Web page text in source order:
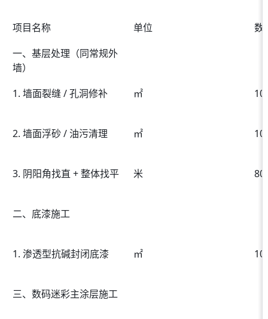
项目名称 单位
数
一、基层处理（同常规外
墙）
1. 墙面裂缝 / 孔洞修补
㎡
2. 墙面浮砂 / 油污清理 ㎡
3. 阴阳角找直 + 整体找平 米 80
二、底漆施工
1. 渗透型抗碱封闭底漆 ㎡
三、数码迷彩主涂层施工